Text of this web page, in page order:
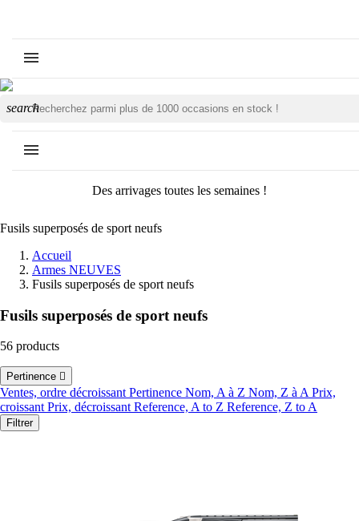
search
Des arrivages toutes les semaines !
Fusils superposés de sport neufs
Accueil
Armes NEUVES
Fusils superposés de sport neufs
Fusils superposés de sport neufs
56 products
Pertinence 
Ventes, ordre décroissantPertinence Nom, A à Z Nom, Z à APrix,
croissantPrix, décroissantReference, A to Z Reference, Z to A
Filtrer